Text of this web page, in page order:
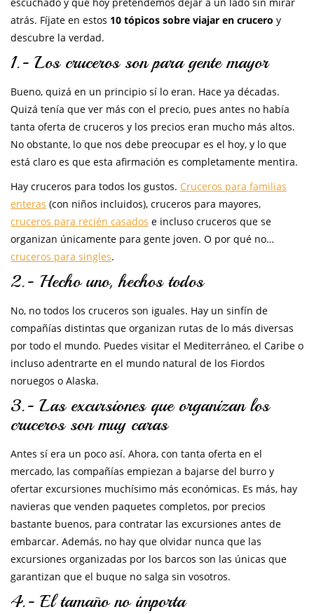
atrás. Fíjate en estos 10 tópicos sobre viajar en crucero y
descubre la verdad.
1.- Los cruceros son para gente mayor
Bueno, quizá en un principio sí lo eran. Hace ya décadas.
Quizá tenía que ver más con el precio, pues antes no había
tanta oferta de cruceros y los precios eran mucho más altos.
No obstante, lo que nos debe preocupar es el hoy, y lo que
está claro es que esta afirmación es completamente mentira.
Hay cruceros para todos los gustos. Cruceros para familias
enteras (con niños incluidos), cruceros para mayores,
cruceros para recién casados e incluso cruceros que se
organizan únicamente para gente joven. O por qué no…
cruceros para singles.
2.- Hecho uno, hechos todos
No, no todos los cruceros son iguales. Hay un sinfín de
compañías distintas que organizan rutas de lo más diversas
por todo el mundo. Puedes visitar el Mediterráneo, el Caribe o
incluso adentrarte en el mundo natural de los Fiordos
noruegos o Alaska.
3.- Las excursiones que organizan los
cruceros son muy caras
Antes sí era un poco así. Ahora, con tanta oferta en el
mercado, las compañías empiezan a bajarse del burro y
ofertar excursiones muchísimo más económicas. Es más, hay
navieras que venden paquetes completos, por precios
bastante buenos, para contratar las excursiones antes de
embarcar. Además, no hay que olvidar nunca que las
excursiones organizadas por los barcos son las únicas que
garantizan que el buque no salga sin vosotros.
4.- El tamaño no importa